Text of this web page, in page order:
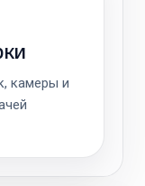
камеры и